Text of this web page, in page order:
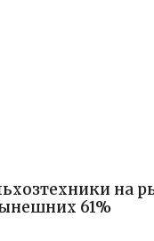
на
61%